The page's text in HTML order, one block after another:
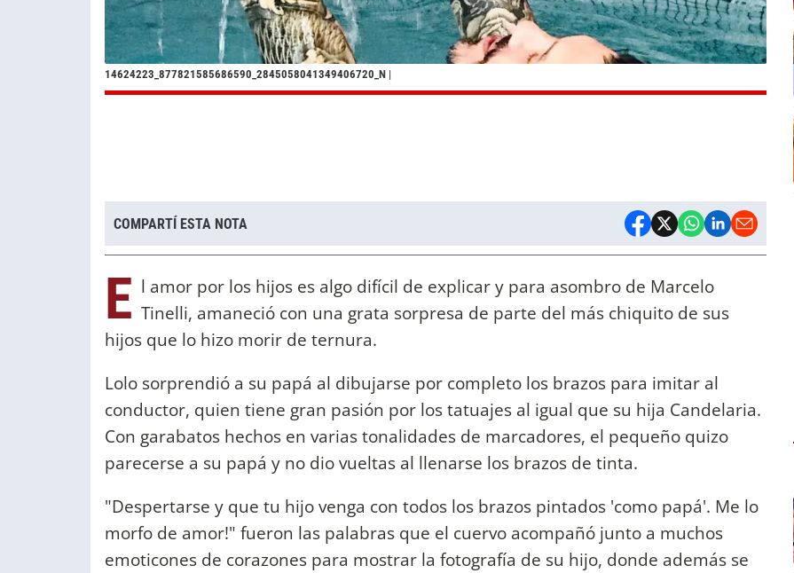
14624223_877821585686590_2845058041349406720_N |
COMPARTÍ ESTA NOTA
E l amor por los hijos es algo difícil de explicar y para asombro de Marcelo
Tinelli, amaneció con una grata sorpresa de parte del más chiquito de sus
hijos que lo hizo morir de ternura.
Lolo sorprendió a su papá al dibujarse por completo los brazos para imitar al
conductor, quien tiene gran pasión por los tatuajes al igual que su hija Candelaria.
Con garabatos hechos en varias tonalidades de marcadores, el pequeño quizo
parecerse a su papá y no dio vueltas al llenarse los brazos de tinta.
"Despertarse y que tu hijo venga con todos los brazos pintados 'como papá'. Me lo
morfo de amor!" fueron las palabras que el cuervo acompañó junto a muchos
emoticones de corazones para mostrar la fotografía de su hijo, donde además se